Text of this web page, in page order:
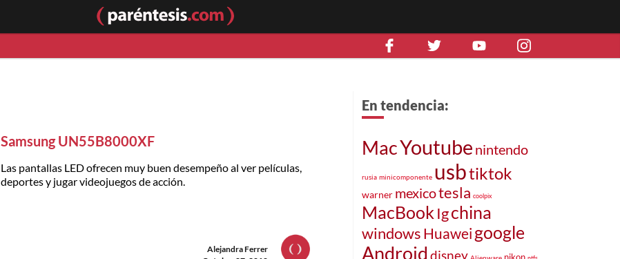
Samsung UN55B8000XF
Las pantallas LED ofrecen muy buen desempeño al ver películas,
deportes y jugar videojuegos de acción.
Alejandra Ferrer
En tendencia:
MacYoutube nintendo
rusia minicomponente usbtiktok
warner mexicotesla coolpix
MacBook Igchina
windows Huawei google
Android disney